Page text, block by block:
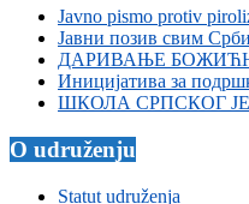
Javno pismo protiv
Јавни позив свим
ДАРИВАЊЕ
Иницијатива за
ШКОЛА СРПСКОГ
O udruženju
Statut udruženja